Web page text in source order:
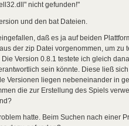
nicht gefunden!"
und den bat Dateien.
daß es ja auf beiden
der zip Datei vorgenommen, um zu
Version 0.8.1 testete ich gleich
sein könnte. Diese ließ
Versionen liegen nebeneinander in
die zur Erstellung des Spiels
hatte. Beim Suchen nach einer